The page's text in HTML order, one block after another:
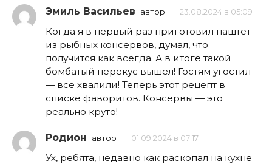
Эмиль Васильев автор 23.08.2024 в 05:09
Когда я в первый раз приготовил паштет
из рыбных консервов, думал, что
получится как всегда. А в итоге такой
бомбатый перекус вышел! Гостям угостил
— все хвалили! Теперь этот рецепт в
списке фаворитов. Консервы — это
реально круто!
Родион автор 01.09.2024 в 07:17
Ух, ребята, недавно как раскопал на кухне